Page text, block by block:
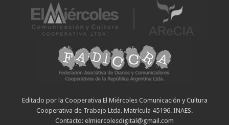
Editado por la Cooperativa El Miércoles Comunicación y Cultura
Cooperativa de Trabajo Ltda. Matrícula 45196. INAES.
Contacto: elmiercolesdigital@gmail.com